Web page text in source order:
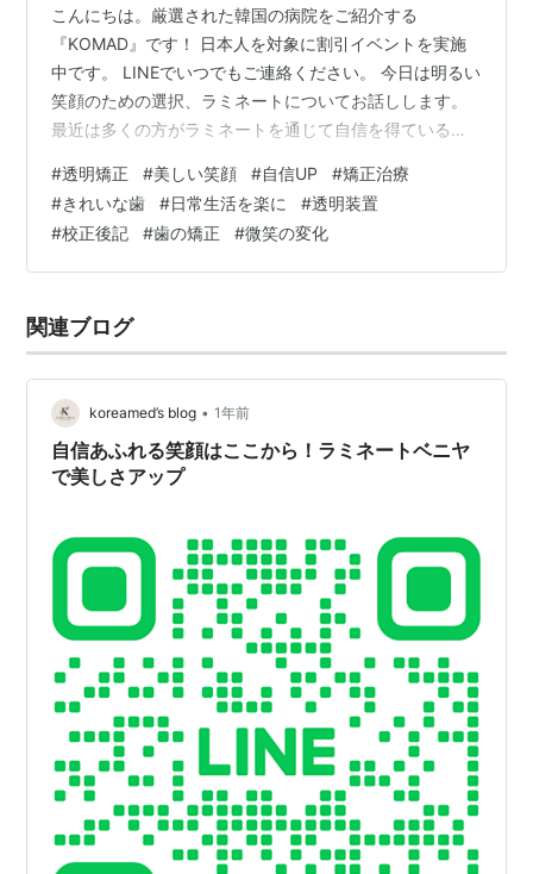
こんにちは。厳選された韓国の病院をご紹介する
『KOMAD』です！ 日本人を対象に割引イベントを実施
中です。 LINEでいつでもご連絡ください。 今日は明るい
笑顔のための選択、ラミネートについてお話しします。
最近は多くの方がラミネートを通じて自信を得ているよ
ミネートとは？ラミネートは、歯の表面に薄いセラミッ
ク板を貼り付けて、 歯の色や形を改善する施術です。 主
に笑顔をより美しくするために使用され、多くの方々が
好む歯の美容方法の一つです。2. 私の歯の悩み実は私は
たびに、その部分が見えるん…
#透明矯正 #美しい笑顔 #自信UP #矯正治療
#きれいな歯 #日常生活を楽に #透明装置
#校正後記 #歯の矯正 #微笑の変化
関連ブログ
koreamed’s blog • 1年前
自信あふれる笑顔はここから！ラミネートベニヤ
で美しさアップ